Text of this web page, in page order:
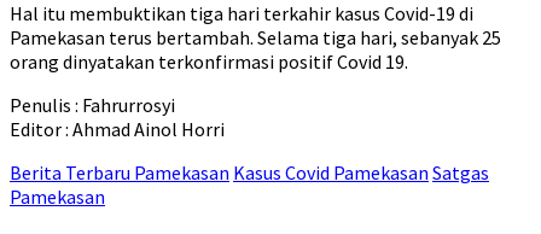
Hal itu membuktikan tiga hari terkahir kasus Covid-19 di
Pamekasan terus bertambah. Selama tiga hari, sebanyak 25
orang dinyatakan terkonfirmasi positif Covid 19.
Penulis : Fahrurrosyi
Editor : Ahmad Ainol Horri
Berita Terbaru Pamekasan Kasus Covid Pamekasan Satgas
Pamekasan